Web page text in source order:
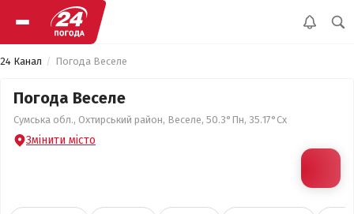
24 Канал Погода Веселе
Погода Веселе
Сумська обл., Охтирський район, Веселе, 50.3°Пн, 35.17°Сх
Змінити місто